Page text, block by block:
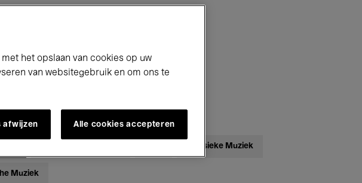
Maand
30 April 2026
Klassieke Muziek
Muziek
het opslaan van cookies op uw
van websitegebruik en om ons te
afwijzen Alle cookies accepteren